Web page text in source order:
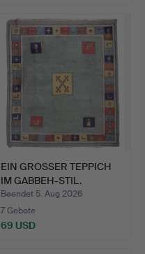
EIN GROSSER TEPPICH
IM GABBEH-STIL.
Beendet 5. Aug 2026
7 Gebote
69 USD